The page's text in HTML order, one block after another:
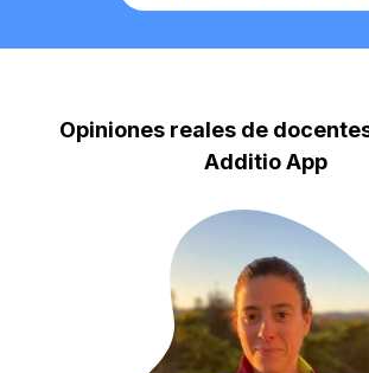
Opiniones reales de
Additio App